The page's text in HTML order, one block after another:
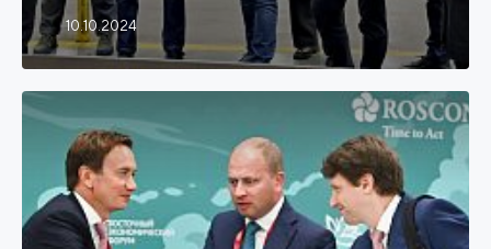
10.10.2024